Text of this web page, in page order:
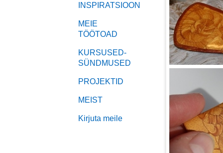
INSPIRATSIOON
MEIE
TÖÖTOAD
KURSUSED-
SÜNDMUSED
PROJEKTID
MEIST
Kirjuta meile